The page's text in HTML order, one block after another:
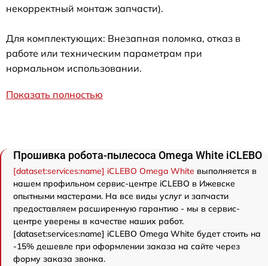
некорректный монтаж запчасти).
Для комплектующих: Внезапная поломка, отказ в
работе или техническим параметрам при
нормальном использовании.
Показать полностью
Прошивка робота-пылесоса Omega White iCLEBO
[dataset:services:name] iCLEBO Omega White выполняется в
нашем профильном сервис-центре iCLEBO в Ижевске
опытными мастерами. На все виды услуг и запчасти
предоставляем расширенную гарантию - мы в сервис-
центре уверены в качестве наших работ.
[dataset:services:name] iCLEBO Omega White будет стоить на
-15% дешевле при оформлении заказа на сайте через
форму заказа звонка.